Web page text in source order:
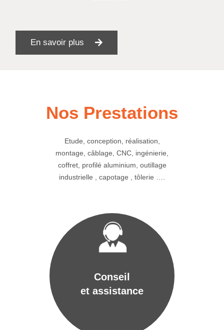
En savoir plus
Nos Prestations
Etude, conception, réalisation,
montage, câblage, CNC, ingénierie,
coffret, profilé aluminium, outillage
industrielle , capotage , tôlerie ….
Conseil
et assistance